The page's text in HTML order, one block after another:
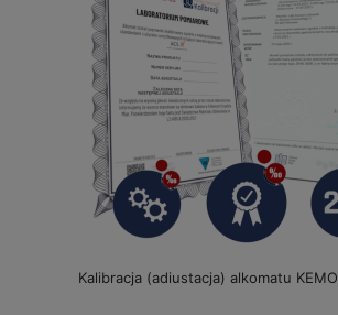
Kalibracja (adiustacja) alkomatu